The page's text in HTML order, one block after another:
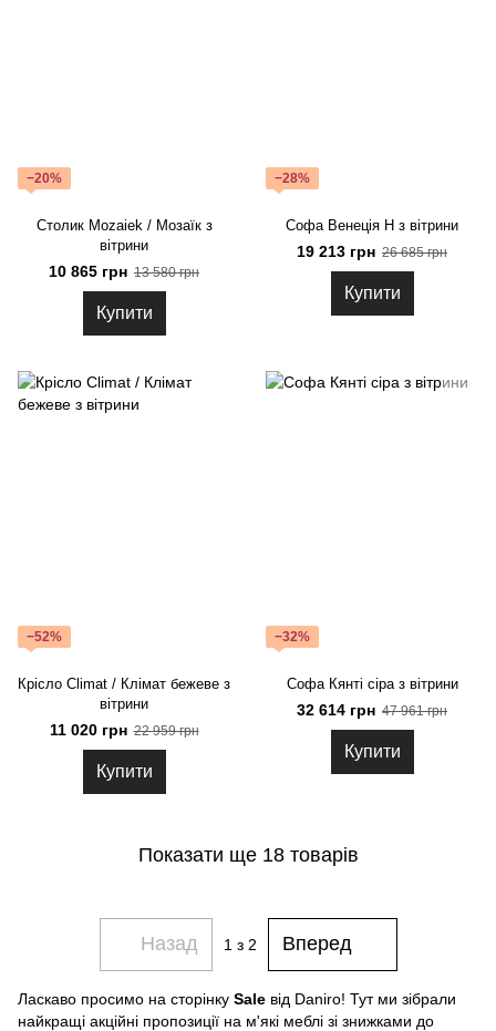
Ласкаво просимо на сторінку Sale від Daniro! Тут ми зібрали
найкращі акційні пропозиції на м'які меблі зі знижками до
−20%
Столик Mozaiek / Мозаїк з
вітрини
10 865 грн 13 580 грн
Купити
−28%
Софа Венеція Н з вітрини
19 213 грн 26 685 грн
Купити
−52%
Крісло Climat / Клімат бежеве з
вітрини
11 020 грн 22 959 грн
Купити
−32%
Софа Кянті сіра з вітрини
32 614 грн 47 961 грн
Купити
Показати ще 18 товарів
Назад 1 з 2 Вперед